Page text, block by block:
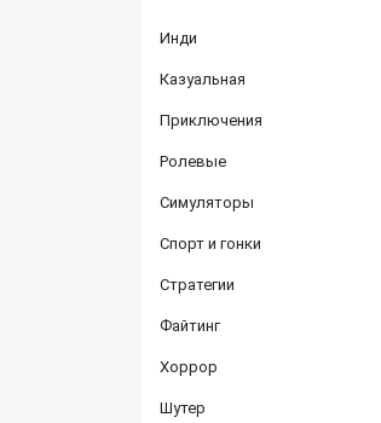
Инди
Казуальная
Приключения
Ролевые
Симуляторы
Спорт и гонки
Стратегии
Файтинг
Хоррор
Шутер